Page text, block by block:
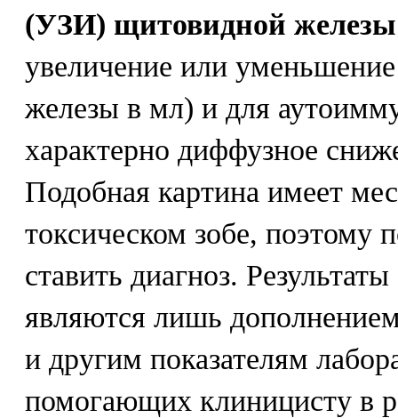
(УЗИ) щитовидной железы
увеличение или
железы в мл) и для
характерно диффузное
Подобная картина имеет
токсическом зобе,
ставить диагноз.
являются лишь
и другим показателям
помогающих клиницисту в